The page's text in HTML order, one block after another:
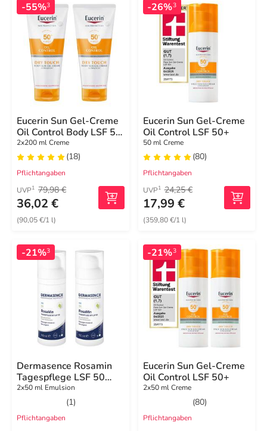
-55%3
Eucerin Sun Gel-Creme
Oil Control Body LSF 50
+
2x200 ml Creme
(18)
Pflichtangaben
UVP1 79,98 €
36,02 €
(90,05 €/1 l)
-26%3
Eucerin Sun Gel-Creme
Oil Control LSF 50+
50 ml Creme
(80)
Pflichtangaben
UVP1 24,25 €
17,99 €
(359,80 €/1 l)
-21%3
Dermasence Rosamin
Tagespflege LSF 50
Emulsion
2x50 ml Emulsion
(1)
Pflichtangaben
-21%3
Eucerin Sun Gel-Creme
Oil Control LSF 50+
2x50 ml Creme
(80)
Pflichtangaben